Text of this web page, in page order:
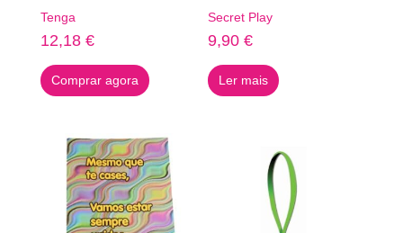
Tenga
12,18 €
Comprar agora
Secret Play
9,90€
Ler mais